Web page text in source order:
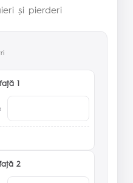
și pierderi
1
2